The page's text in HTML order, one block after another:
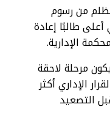
من رسوم
طالبًا إعادة
الإدارية.
مرحلة لاحقة
الإداري أكثر
التصعيد